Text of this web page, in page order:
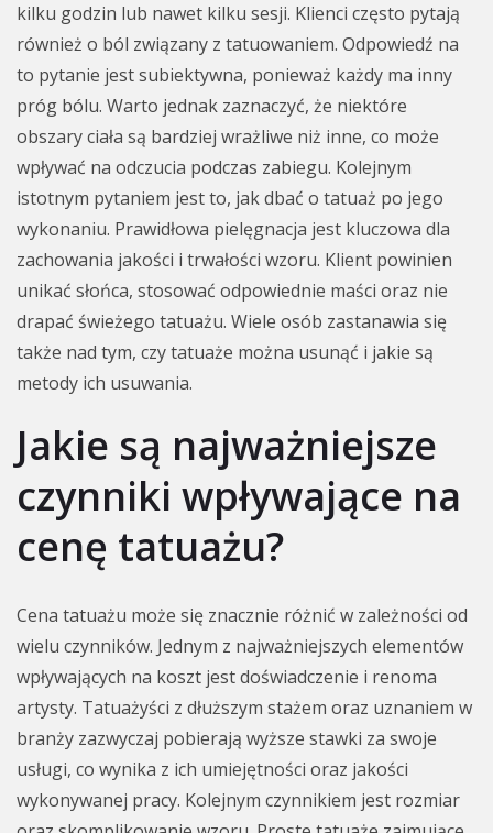
kilku godzin lub nawet kilku sesji. Klienci często pytają
również o ból związany z tatuowaniem. Odpowiedź na
to pytanie jest subiektywna, ponieważ każdy ma inny
próg bólu. Warto jednak zaznaczyć, że niektóre
obszary ciała są bardziej wrażliwe niż inne, co może
wpływać na odczucia podczas zabiegu. Kolejnym
istotnym pytaniem jest to, jak dbać o tatuaż po jego
wykonaniu. Prawidłowa pielęgnacja jest kluczowa dla
zachowania jakości i trwałości wzoru. Klient powinien
unikać słońca, stosować odpowiednie maści oraz nie
drapać świeżego tatuażu. Wiele osób zastanawia się
także nad tym, czy tatuaże można usunąć i jakie są
metody ich usuwania.
Jakie są najważniejsze
czynniki wpływające na
cenę tatuażu?
Cena tatuażu może się znacznie różnić w zależności od
wielu czynników. Jednym z najważniejszych elementów
wpływających na koszt jest doświadczenie i renoma
artysty. Tatuażyści z dłuższym stażem oraz uznaniem w
branży zazwyczaj pobierają wyższe stawki za swoje
usługi, co wynika z ich umiejętności oraz jakości
wykonywanej pracy. Kolejnym czynnikiem jest rozmiar